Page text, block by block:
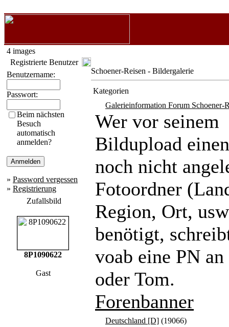
4 images
Registrierte Benutzer
Benutzername:
Passwort:
Beim nächsten
Besuch
automatisch
anmelden?
» Password vergessen
» Registrierung
Zufallsbild
8P1090622
Gast
Schoener-Reisen - Bildergalerie
Kategorien
Galerieinformation Forum Schoener-
Wer vor seinem
Bildupload
noch nicht
Fotoordner
Region, Ort,
benötigt,
voab eine PN
oder Tom.
Forenbanner
Deutschland [D] (19066)